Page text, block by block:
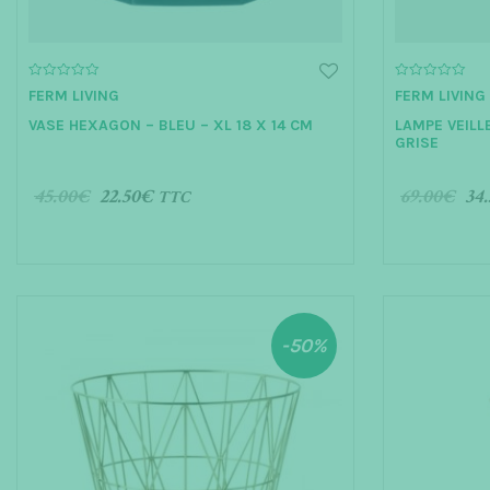
0
o
t
FERM LIVING
VASE HEXAGON – BLEU – XL 18 X 14 CM
45.00€ 22.50€ TTC
0
o
t
o
f
FERM LIVING
LAMPE
GRISE
69.00€
-50%